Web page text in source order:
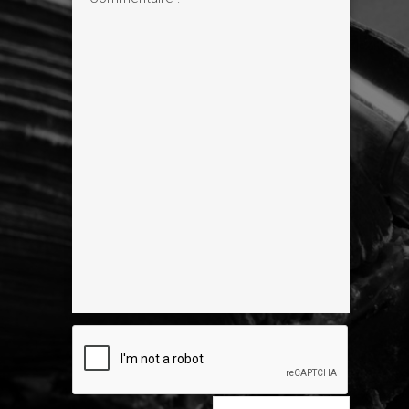
ce qui concerne les opéras. Mais je
piano, en particulier le 23e Concerto et
son mouvement lent, où Mozart a atteint
quasiment le divin, c'est magique ! Il y a